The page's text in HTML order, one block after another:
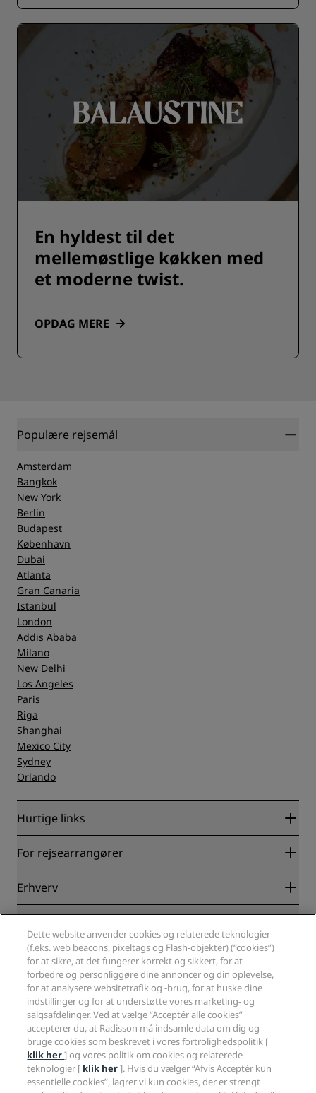
En hyldest til det
mellemøstlige køkken med
et moderne twist.
OPDAG MERE
Populære rejsemål
Amsterdam
Bangkok
New York
Berlin
Budapest
København
Dubai
Atlanta
Gran Canaria
Istanbul
London
Addis Ababa
Milano
New Delhi
Los Angeles
Paris
Riga
Shanghai
Mexico City
Sydney
Orlando
Hurtige links
Radisson Rewards
Blog
Destinationer
Nye og kommende hoteller
Radisson Hotels-APP
Sports Approved-hoteller
Familievenlige hoteller
Sundhed og sikkerhed
For rejsearrangører
Partnere
Erhverv
Radisson Hotel Group
Medier
Karriere i RHG
Karriere i PPHE
Karrierer EHL
The Club by RHG
Udviklingsmuligheder
Ansvarlig virksomhed
Indkøb
Fortrolighedscenter
Juridiske oplysninger
Radisson Rewards vilkår og betingelser
Aftale vedrørende brug af hjemmesiden
Digital tilgængelighed
Erklæring om moderne slaveri
Hjælp
Advarsler til forbrugere
Kontakt
Ofte stillede spørgsmål
Sitemap
Sociale medier
Radisson Hotels-brands
Dette website anvender cookies og relaterede teknologier
(f.eks. web beacons, pixeltags og Flash-objekter) (“cookies”)
for at sikre, at det fungerer korrekt og sikkert, for at
forbedre og personliggøre dine annoncer og din oplevelse,
for at analysere websitetrafik og -brug, for at huske dine
indstillinger og for at understøtte vores marketing- og
salgsafdelinger. Ved at vælge “Acceptér alle cookies”
accepterer du, at Radisson må indsamle data om dig og
bruge cookies som beskrevet i vores fortrolighedspolitik [
klik her] og vores politik om cookies og relaterede
teknologier [ klik her]. Hvis du vælger “Afvis Acceptér kun
essentielle cookies”, lagrer vi kun cookies, der er strengt